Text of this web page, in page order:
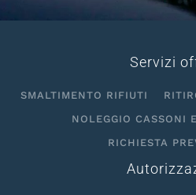
Servizi
SMALTIMENTO RIFIUTI
NOLEGGIO CASSONI
RICHIESTA